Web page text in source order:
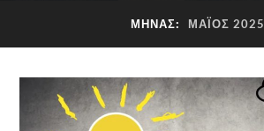
ΜΉΝΑΣ: ΜΆΙΟΣ 2025